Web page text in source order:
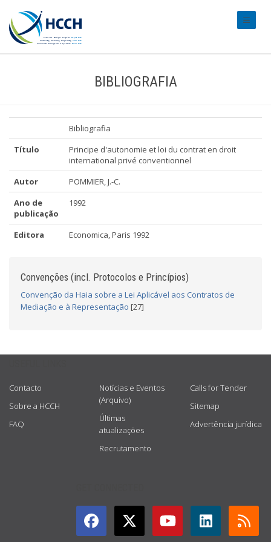
BIBLIOGRAFIA
Bibliografia
Título
Principe d'autonomie et loi du contrat en droit
international privé conventionnel
Autor
POMMIER, J.-C.
Ano de
publicação
1992
Editora Economica, Paris 1992
Convenções (incl. Protocolos e Princípios)
Convenção da Haia sobre a Lei Aplicável aos Contratos de
Mediação e à Representação [27]
Contacto
Sobre a HCCH
FAQ
Notícias e Eventos
(Arquivo)
Últimas
atualizações
Recrutamento
Calls for Tender
Sitemap
Advertência jurídica